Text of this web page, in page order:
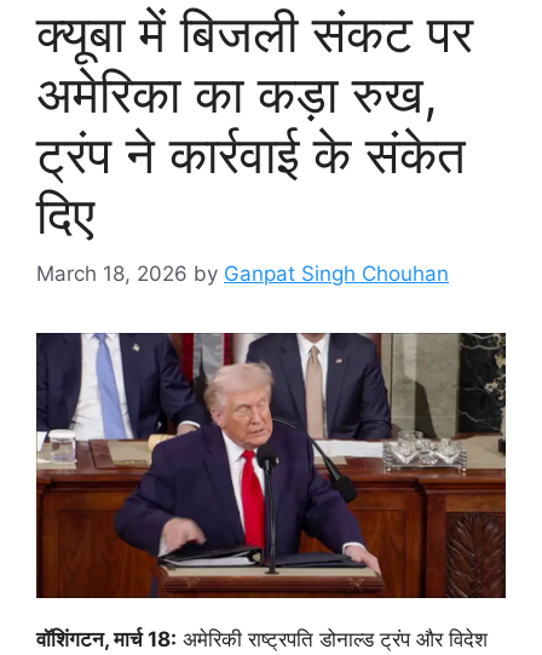
क्यूबा में बिजली संकट पर
अमेरिका का कड़ा रुख,
ट्रंप ने कार्रवाई के संकेत
दिए
March 18, 2026 by Ganpat Singh Chouhan
वॉशिंगटन, मार्च 18: अमेरिकी राष्ट्रपति डोनाल्ड ट्रंप और विदेश